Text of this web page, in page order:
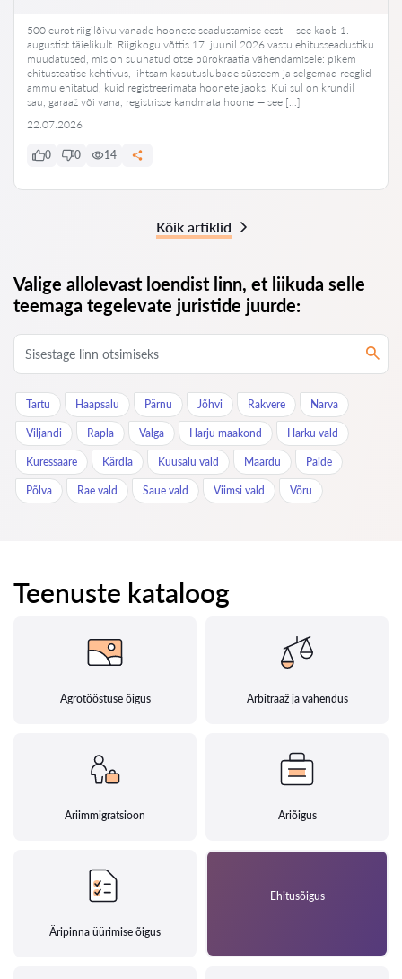
500 eurot riigilõivu vanade hoonete seadustamise eest — see kaob 1.
augustist täielikult. Riigikogu võttis 17. juunil 2026 vastu ehitusseadustiku
muudatused, mis on suunatud otse bürokraatia vähendamisele: pikem
ehitusteatise kehtivus, lihtsam kasutuslubade süsteem ja selgemad reeglid
ammu ehitatud, kuid registreerimata hoonete jaoks. Kui sul on krundil
sau, garaaž või vana, registrisse kandmata hoone — see […]
22.07.2026
0 0 14
Kõik artiklid
Valige allolevast loendist linn, et liikuda selle
teemaga tegelevate juristide juurde:
Tartu Haapsalu Pärnu Jõhvi Rakvere Narva
Viljandi Rapla Valga Harju maakond Harku vald
Kuressaare Kärdla Kuusalu vald Maardu Paide
Põlva Rae vald Saue vald Viimsi vald Võru
Teenuste kataloog
Agrotööstuse õigus Arbitraaž ja vahendus
Äriimmigratsioon Äriõigus
Äripinna üürimise õigus
Ehitusõigus